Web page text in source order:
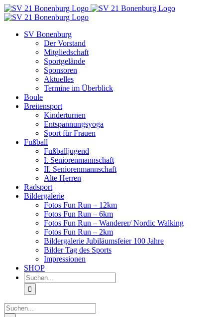
Zum
Inhalt
SV Bonenburg
Der Vorstand
Mitgliedschaft
Sportgelände
Sponsoren
Aktuelles
Termine im Überblick
Boule
Breitensport
Kinderturnen
Entspannungsyoga
Sport für Frauen
Fußball
Fußballjugend
I. Seniorenmannschaft
II. Seniorenmannschaft
Alte Herren
Radsport
Bildergalerie
Fotos Fun Run – 12km
Fotos Fun Run – 6km
Fotos Fun Run – Wanderer/ Nordic Walking
Fotos Fun Run – 2km
Bildergalerie Jubiläumsfeier 100 Jahre
Bilder Tag des Sports
Impressionen
SHOP
Suche
nach:
Suche